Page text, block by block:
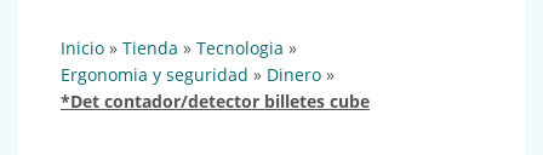
inicio » tienda » tecnologia »
ergonomia y seguridad » dinero »
*det contador/detector billetes cube